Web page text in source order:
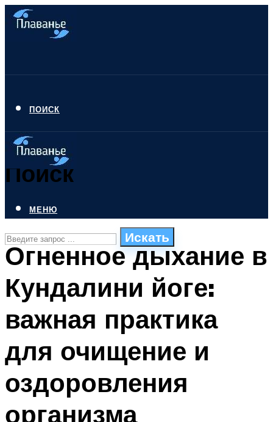
ПОИСК
Поиск
Искать
ПЛАВАНЬЕ ДЛЯ ДЕТЕЙ
БАССЕЙН ДЛЯ ДОМА
МЕНЮ
МЕНЮ
Огненное дыхание в
Кундалини йоге:
важная практика
для очищение и
оздоровления
организма